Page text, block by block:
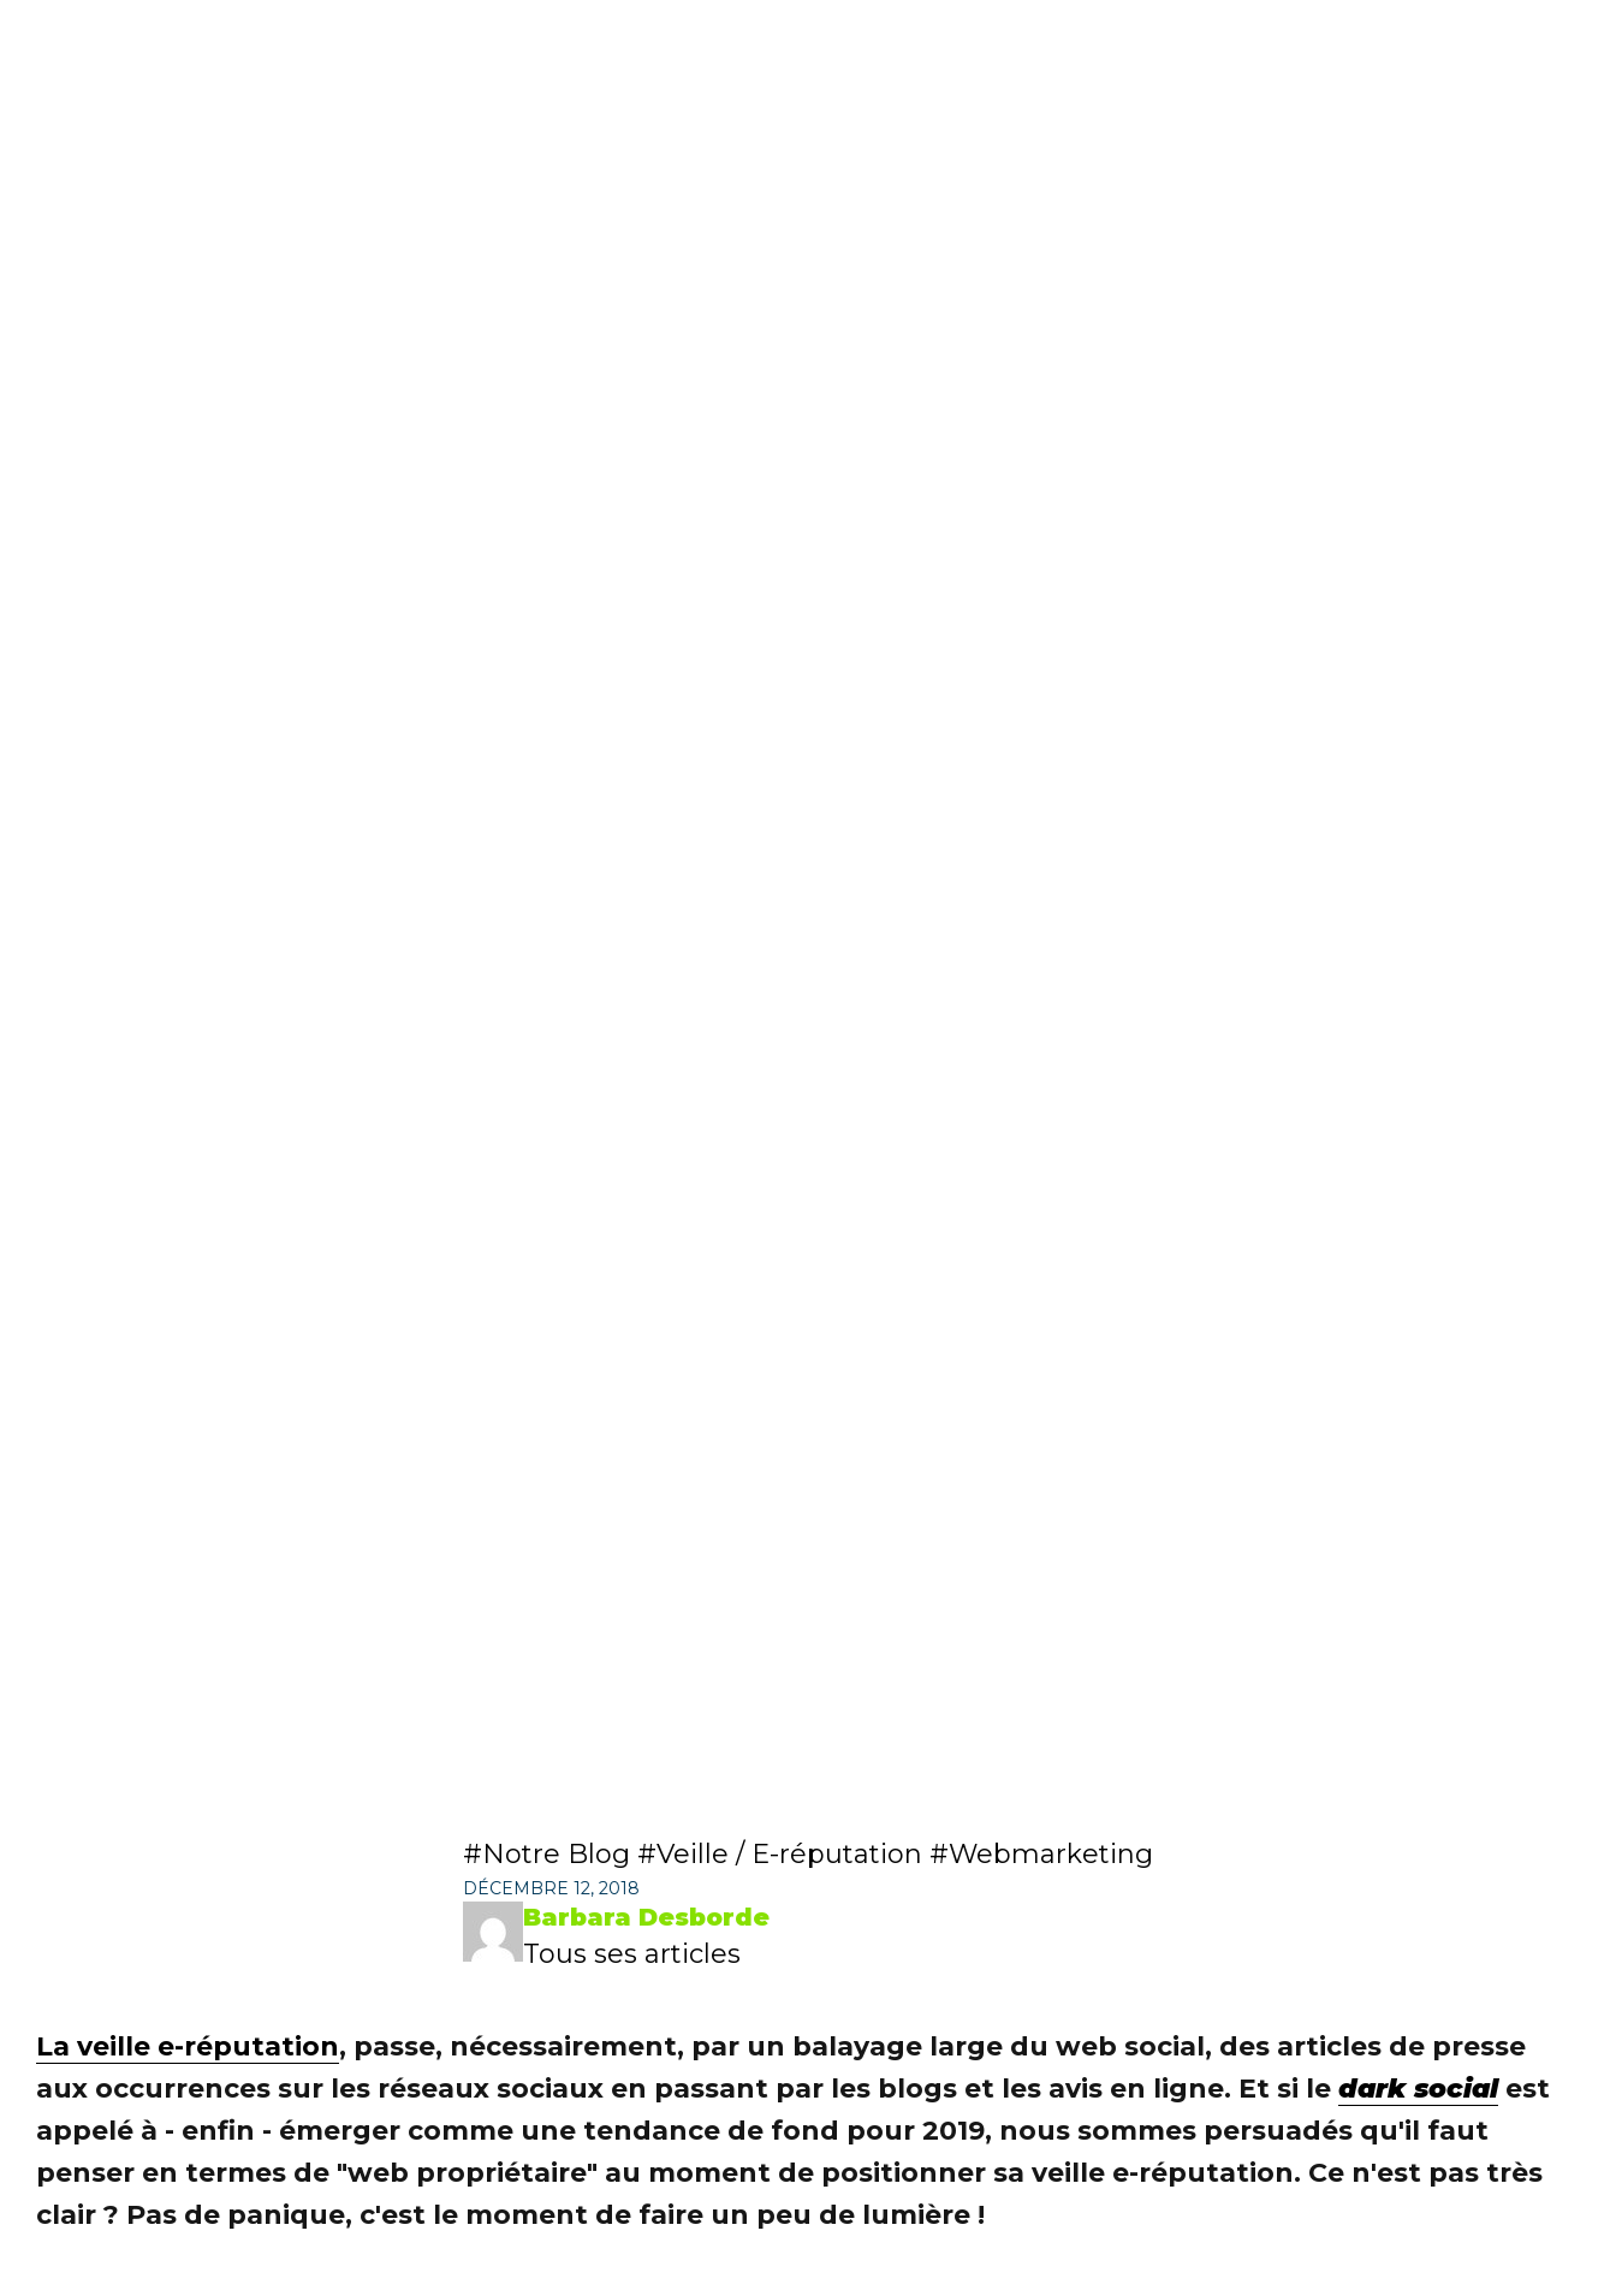
Notre Blog Veille / E-réputation Webmarketing
DÉCEMBRE 12, 2018
Barbara Desborde
Tous ses articles
La veille e-réputation, passe, nécessairement, par un balayage large du web social, des articles de presse
aux occurrences sur les réseaux sociaux en passant par les blogs et les avis en ligne. Et si le dark socialest
appelé à - enfin - émerger comme une tendance de fond pour 2019, nous sommes persuadés qu'il faut
penser en termes de "web propriétaire" au moment de positionner sa veille e-réputation. Ce n'est pas très
clair ? Pas de panique, c'est le moment de faire un peu de lumière !